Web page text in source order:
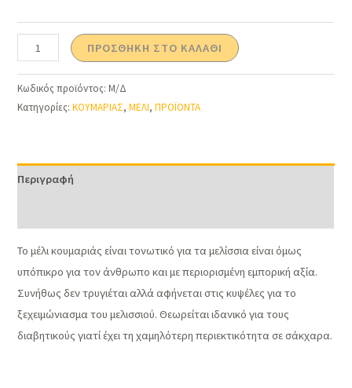
ΠΡΟΣΘΉΚΗ ΣΤΟ ΚΑΛΆΘΙ
Κωδικός προϊόντος: Μ/Δ
Κατηγορίες:ΚΟΥΜΑΡΙΑΣ,ΜΕΛΙ,ΠΡΟΪΟΝΤΑ
Περιγραφή
Το μέλι κουμαριάς είναι τονωτικό για τα μελίσσια είναι όμως
υπόπικρο για τον άνθρωπο και με περιορισμένη εμπορική αξία.
Συνήθως δεν τρυγιέται αλλά αφήνεται στις κυψέλες για το
ξεχειμώνιασμα του μελισσιού. Θεωρείται ιδανικό για τους
διαβητικούς γιατί έχει τη χαμηλότερη περιεκτικότητα σε σάκχαρα.